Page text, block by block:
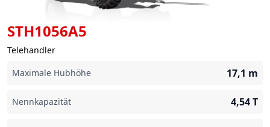
STH1056A5
Telehandler
Maximale Hubhöhe
17,1 m
Nennkapazität 4,54T